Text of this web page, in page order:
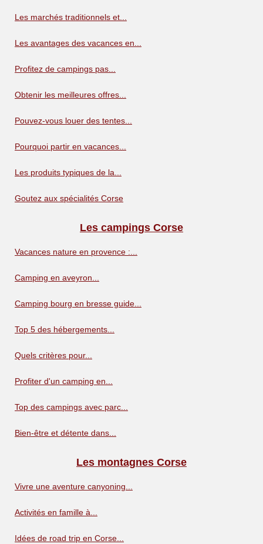
Les marchés traditionnels et...
Les avantages des vacances en...
Profitez de campings pas...
Obtenir les meilleures offres...
Pouvez-vous louer des tentes...
Pourquoi partir en vacances...
Les produits typiques de la...
Goutez aux spécialités Corse
Les campings Corse
Vacances nature en provence :...
Camping en aveyron...
Camping bourg en bresse guide...
Top 5 des hébergements...
Quels critères pour...
Profiter d'un camping en...
Top des campings avec parc...
Bien-être et détente dans...
Les montagnes Corse
Vivre une aventure canyoning...
Activités en famille à...
Idées de road trip en Corse...